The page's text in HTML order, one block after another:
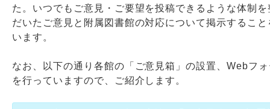
た。いつでもご意見・ご要望を投稿できるような体制
だいたご意見と附属図書館の対応について掲示するこ
います。
なお、以下の通り各館の「ご意見箱」の設置、Webフ
を行っていますので、ご紹介します。